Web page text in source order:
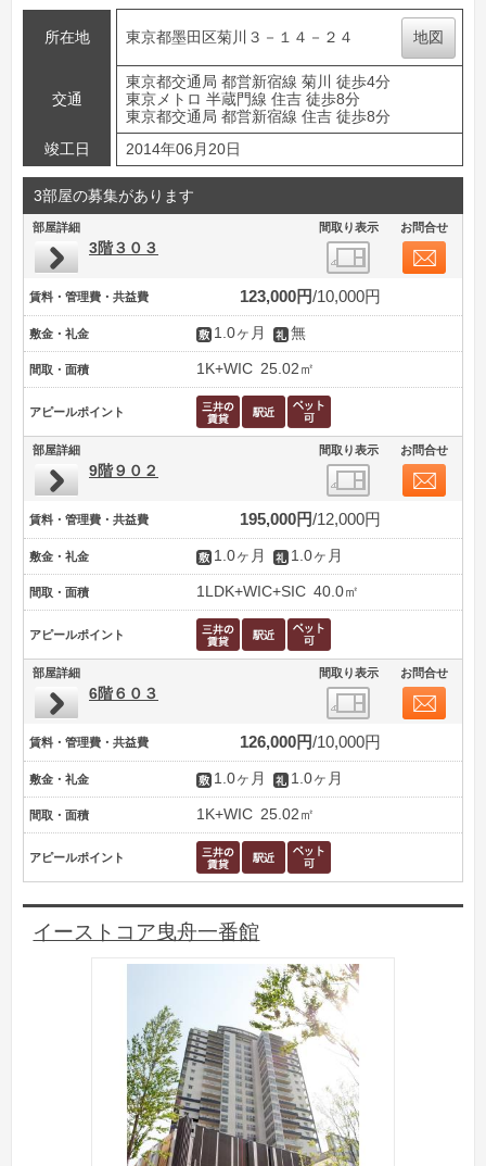
所在地 東京都墨田区菊川３－１４－２４ 地図
交通
東京都交通局 都営新宿線 菊川 徒歩4分
東京メトロ 半蔵門線 住吉 徒歩8分
東京都交通局 都営新宿線 住吉 徒歩8分
竣工日
2014年06月20日
3部屋の募集があります
部屋詳細 間取り表示 お問合せ
3階３０３
賃料・管理費・共益費 123,000円 10,000円
敷金・礼金 1.0ヶ月 無
間取・面積 1K+WIC 25.02㎡
アピールポイント
部屋詳細 間取り表示 お問合せ
9階９０２
賃料・管理費・共益費 195,000円 12,000円
敷金・礼金 1.0ヶ月 1.0ヶ月
間取・面積 1LDK+WIC+SIC 40.0㎡
アピールポイント
部屋詳細 間取り表示 お問合せ
6階６０３
賃料・管理費・共益費 126,000円 10,000円
敷金・礼金 1.0ヶ月 1.0ヶ月
間取・面積 1K+WIC 25.02㎡
アピールポイント
イーストコア曳舟一番館